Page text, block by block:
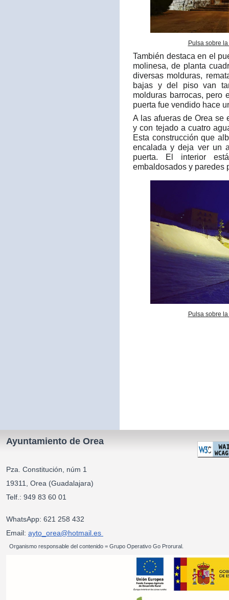
Pulsa sobre
También destaca en el
molinesa, de planta
diversas molduras,
bajas y del piso van
molduras barrocas, pero
puerta fue vendido hace
A las afueras de Orea se
y con tejado a cuatro
Esta construcción que
encalada y deja ver un
puerta. El interior
embaldosados y paredes
Pulsa sobre
Ayuntamiento de Orea
Pza. Constitución, núm 1
19311, Orea (Guadalajara)
Telf.: 949 83 60 01
WhatsApp: 621 258 432
Email: ayto_orea@hotmail.es
Organismo responsable del contenido = Grupo Operativo Go Prorural.